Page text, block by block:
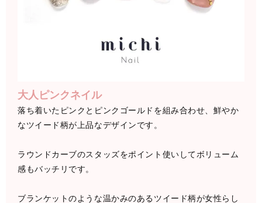
大人ピンクネイル
落ち着いたピンクとピンクゴールドを組み合わせ、鮮やか
なツイード柄が上品なデザインです。
ラウンドカーブのスタッズをポイント使いしてボリューム
感もバッチリです。
ブランケットのような温かみのあるツイード柄が女性らし